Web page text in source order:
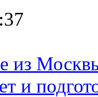
из
и